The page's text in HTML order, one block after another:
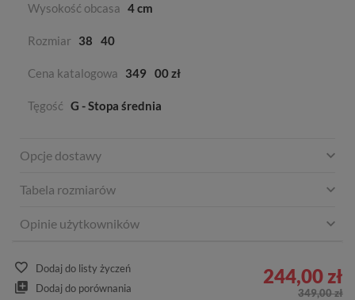
Wysokość obcasa 4 cm
Rozmiar 38 40
Cena katalogowa 349 00 zł
Tęgość G - Stopa średnia
Opcje dostawy
Tabela rozmiarów
Opinie użytkowników
Dodaj do listy życzeń
Dodaj do porównania
244,00 zł
349,00 zł